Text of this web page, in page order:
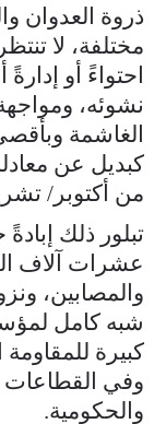
ذروة العدوان
مختلفة، لا
احتواءً أو
نشوئه، ومواجهة
الغاشمة
كبديل عن
من أكتوبر/ تشرين
تبلور ذلك
عشرات آلاف
والمصابين،
شبه كامل
كبيرة للمقاومة
وفي القطاعات
والحكومية.